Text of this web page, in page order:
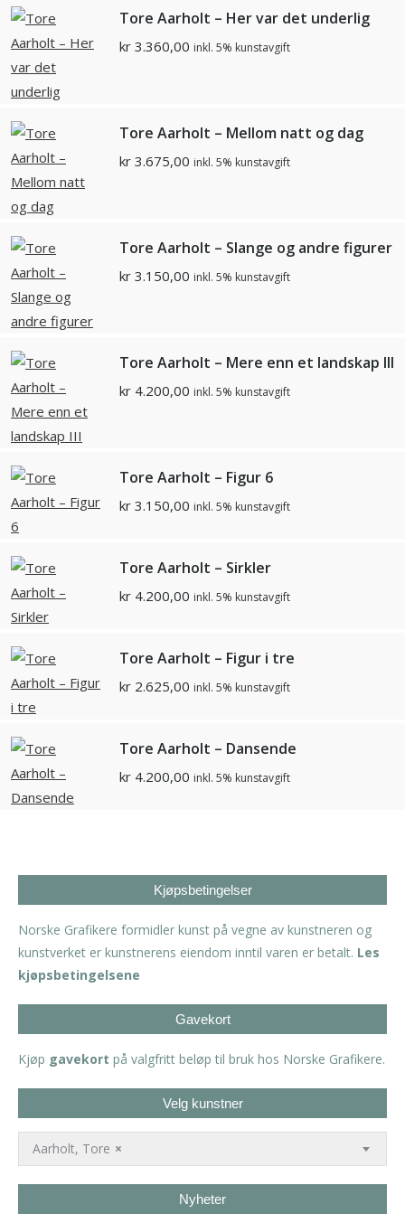
Tore Aarholt – Her var det underlig
kr 3.360,00 inkl. 5% kunstavgift
Tore Aarholt – Mellom natt og dag
kr 3.675,00 inkl. 5% kunstavgift
Tore Aarholt – Slange og andre figurer
kr 3.150,00 inkl. 5% kunstavgift
Tore Aarholt – Mere enn et landskap III
kr 4.200,00 inkl. 5% kunstavgift
Tore Aarholt – Figur 6
kr 3.150,00 inkl. 5% kunstavgift
Tore Aarholt – Sirkler
kr 4.200,00 inkl. 5% kunstavgift
Tore Aarholt – Figur i tre
kr 2.625,00 inkl. 5% kunstavgift
Tore Aarholt – Dansende
kr 4.200,00 inkl. 5% kunstavgift
Kjøpsbetingelser
Norske Grafikere formidler kunst på vegne av kunstneren og
kunstverket er kunstnerens eiendom inntil varen er betalt. Les
kjøpsbetingelsene
Gavekort
Kjøp gavekort på valgfritt beløp til bruk hos Norske Grafikere.
Velg kunstner
×
Aarholt, Tore
Nyheter